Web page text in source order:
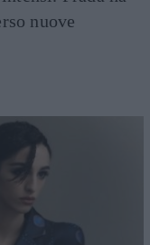
nuove